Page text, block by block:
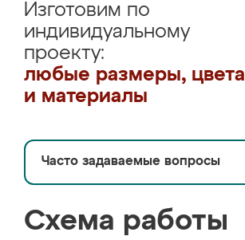
Изготовим по
индивидуальному
проекту:
любые размеры, цвета
и материалы
Часто задаваемые вопросы
Схема работы